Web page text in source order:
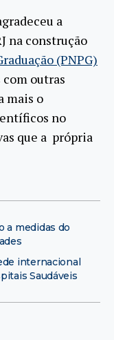
a
na construção
(PNPG)
outras
mais o
no
que a própria
a medidas do
internacional
Saudáveis